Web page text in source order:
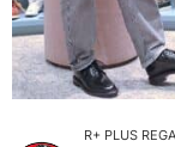
R+ PLUS